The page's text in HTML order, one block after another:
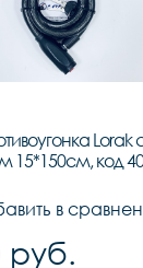
Lorak
15*150см, код
в
руб.